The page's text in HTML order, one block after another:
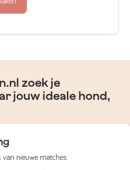
zoek je
jouw ideale hond,
nieuwe matches